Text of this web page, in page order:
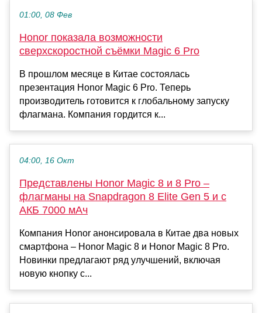
01:00, 08 Фев
Honor показала возможности
сверхскоростной съёмки Magic 6 Pro
В прошлом месяце в Китае состоялась
презентация Honor Magic 6 Pro. Теперь
производитель готовится к глобальному запуску
флагмана. Компания гордится к...
04:00, 16 Окт
Представлены Honor Magic 8 и 8 Pro –
флагманы на Snapdragon 8 Elite Gen 5 и с
АКБ 7000 мАч
Компания Honor анонсировала в Китае два новых
смартфона – Honor Magic 8 и Honor Magic 8 Pro.
Новинки предлагают ряд улучшений, включая
новую кнопку с...